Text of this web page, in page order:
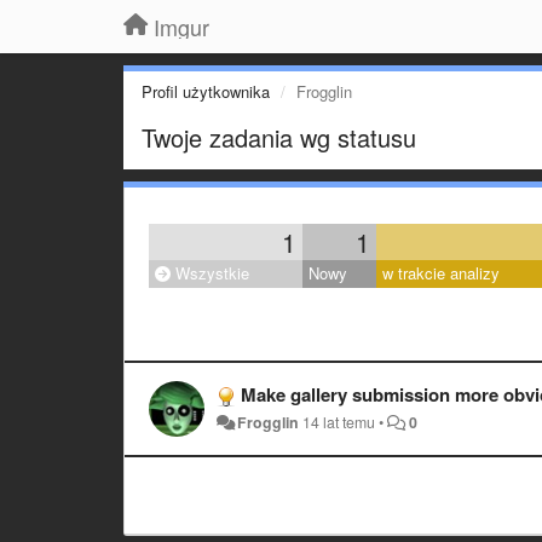
Imgur
Profil użytkownika Frogglin
Twoje zadania wg statusu
1 1
Wszystkie Nowy w trakcie analizy
Make gallery submission more
Frogglin 14 lat temu • 0